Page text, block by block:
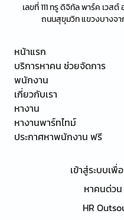
เลขที่ 111 ทรู ดิจิทัล พาร์ค เวส
ถนนสุขุมวิท แขวงบางจา
หน้าแรก
บริการหาคน ช่วยจัดการ
พนักงาน
เกี่ยวกับเรา
หางาน
หางานพาร์ทไทม์
ประกาศหาพนักงาน ฟรี
เข้าสู่ระบบเพื่
หาคนด่วน
HR